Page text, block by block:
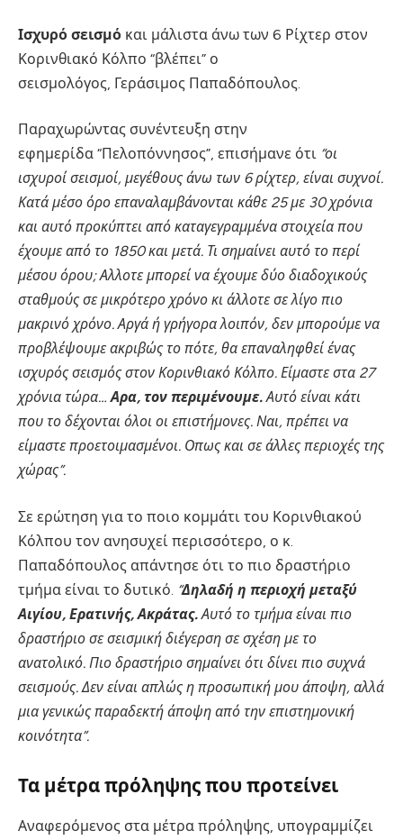
Ισχυρό σεισμό και μάλιστα άνω των 6 Ρίχτερ στον
Κορινθιακό Κόλπο “βλέπει” ο
σεισμολόγος, Γεράσιμος Παπαδόπουλος.
Παραχωρώντας συνέντευξη στην
εφημερίδα “Πελοπόννησος”, επισήμανε ότι “οι
ισχυροί σεισμοί, μεγέθους άνω των 6 ρίχτερ, είναι συχνοί.
Κατά μέσο όρο επαναλαμβάνονται κάθε 25 με 30 χρόνια
και αυτό προκύπτει από καταγεγραμμένα στοιχεία που
έχουμε από το 1850 και μετά. Τι σημαίνει αυτό το περί
μέσου όρου; Αλλοτε μπορεί να έχουμε δύο διαδοχικούς
σταθμούς σε μικρότερο χρόνο κι άλλοτε σε λίγο πιο
μακρινό χρόνο. Αργά ή γρήγορα λοιπόν, δεν μπορούμε να
προβλέψουμε ακριβώς το πότε, θα επαναληφθεί ένας
ισχυρός σεισμός στον Κορινθιακό Κόλπο. Είμαστε στα 27
χρόνια τώρα…Αρα, τον περιμένουμε.Αυτό είναι κάτι
που το δέχονται όλοι οι επιστήμονες. Ναι, πρέπει να
είμαστε προετοιμασμένοι. Οπως και σε άλλες περιοχές της
χώρας”.
Σε ερώτηση για το ποιο κομμάτι του Κορινθιακού
Κόλπου τον ανησυχεί περισσότερο, ο κ.
Παπαδόπουλος απάντησε ότι το πιο δραστήριο
τμήμα είναι το δυτικό. “Δηλαδή η περιοχή μεταξύ
Αιγίου, Ερατινής, Ακράτας.Αυτό το τμήμα είναι πιο
δραστήριο σε σεισμική διέγερση σε σχέση με το
ανατολικό. Πιο δραστήριο σημαίνει ότι δίνει πιο συχνά
σεισμούς. Δεν είναι απλώς η προσωπική μου άποψη, αλλά
μια γενικώς παραδεκτή άποψη από την επιστημονική
κοινότητα”.
Τα μέτρα πρόληψης που προτείνει
Αναφερόμενος στα μέτρα πρόληψης, υπογραμμίζει